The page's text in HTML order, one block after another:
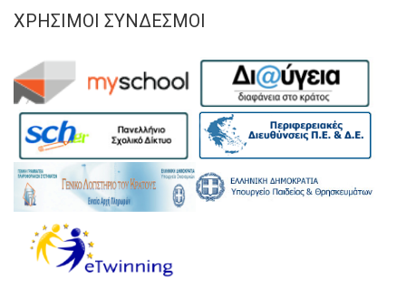
ΧΡΉΣΙΜΟΙ ΣΎΝΔΕΣΜΟΙ